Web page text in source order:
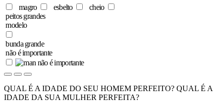
magro esbelto
cheio
peitos grandes
modelo
bunda grande
não é importante
não é importante
QUAL É A IDADE DO SEU HOMEM PERFEITO? QUAL É A
IDADE DA SUA MULHER PERFEITA?